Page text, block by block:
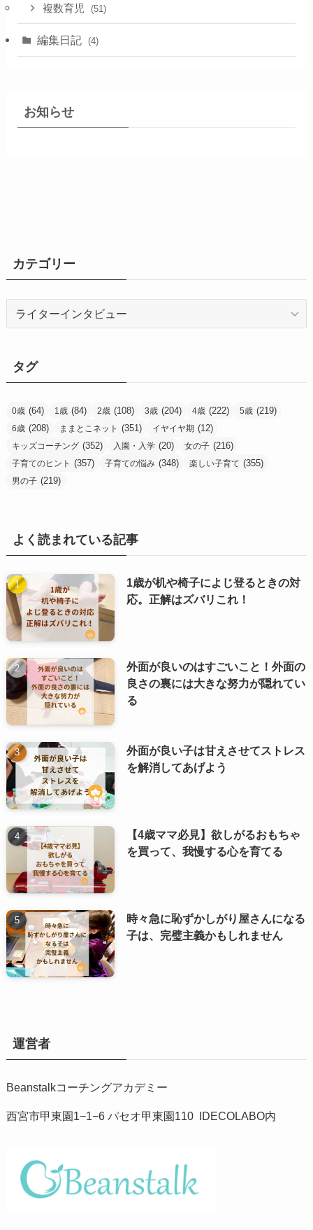
複数育児 (51)
編集日記 (4)
お知らせ
カテゴリー
ー
タグ
0歳 (64) 1歳 (84) 2歳 (108) 3歳 (204) 4歳 (222) 5歳 (219)
6歳 (208) ままとこネット (351) イヤイヤ期 (12)
キッズコーチング (352) 入園・入学 (20) 女の子 (216)
子育てのヒント (357) 子育ての悩み (348) 楽しい子育て (355)
男の子 (219)
よく読まれている記事
1歳が机や椅子によじ登るときの対
応。正解はズバリこれ！
外面が良いのはすごいこと！外面の
良さの裏には大きな努力が隠れてい
る
外面が良い子は甘えさせてストレス
を解消してあげよう
【4歳ママ必見】欲しがるおもちゃ
を買って、我慢する心を育てる
時々急に恥ずかしがり屋さんになる
子は、完璧主義かもしれません
運営者
Beanstalkコーチングアカデミー
西宮市甲東園1−1−6 パセオ甲東園110 IDECOLABO内